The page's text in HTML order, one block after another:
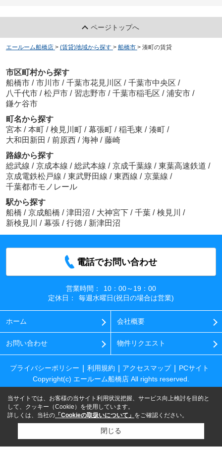
ページトップへ
エールーム船橋店 > (賃貸)地域から探す > 船橋市 > 湊町の賃貸
市区町村から探す
船橋市 / 市川市 / 千葉市花見川区 / 千葉市中央区 /
八千代市 / 松戸市 / 習志野市 / 千葉市稲毛区 / 浦安市 /
鎌ケ谷市
町名から探す
宮本 / 本町 / 検見川町 / 幕張町 / 稲毛東 / 湊町 /
大和田新田 / 前原西 / 海神 / 藤崎
路線から探す
総武線 / 京成本線 / 総武本線 / 京成千葉線 / 東葉高速鉄道 /
京成電鉄松戸線 / 東武野田線 / 東西線 / 京葉線 /
千葉都市モノレール
駅から探す
船橋 / 京成船橋 / 津田沼 / 大神宮下 / 千葉 / 検見川
/
新検見川
/ 幕張 / 行徳 / 新津田沼
電話でお問い合わせ
営業時間：
10：00～19：00
定休日：
毎週水曜日(祝日の場合は営業)
ホーム 会社概要
お問い合わせ 物件リクエスト
プライバシーポリシー 利用規約 アクセスマップ
PCサイト
Copyright(c) エールーム船橋店 All rights reserved.
当サイトでは、お客様の当サイト利用状況把握、サービス向上検討を目的と
して、クッキー（Cookie）を使用しています。
詳しくは、当社の 「Cookieの取扱いについて」 をご確認ください。
閉じる